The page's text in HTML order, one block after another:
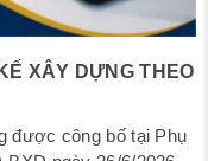
XÂY DỰNG THEO
được công bố tại Phụ